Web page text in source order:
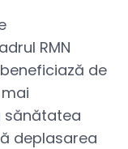
RMN
de
sănătatea
deplasarea